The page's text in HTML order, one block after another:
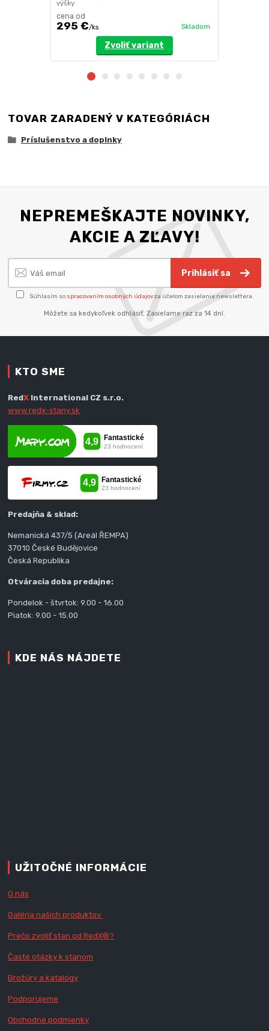
výšky
cena od
295 €/ks Skladom
Zvoliť variant
TOVAR ZARADENÝ V KATEGÓRIÁCH
Príslušenstvo a doplnky
NEPREMEŠKAJTE NOVINKY,
AKCIE A ZĽAVY!
Prihlásiť sa
Súhlasím so spracovaním osobných údajovza účelom zasielania newslettera.
Môžete sa kedykoľvek odhlásiť. Zasielame raz za 14 dní.
KTO SME
RedX International CZ s.r.o.
www.redx-stany.sk
Predajňa & sklad:
Nemanická 437/5 (Areál ŘEMPA)
37010 České Budějovice
Česká Republika
Otváracia doba predajne:
Pondelok - štvrtok: 9.00 - 16.00
Piatok: 9.00 - 15.00
KDE NÁS NÁJDETE
UŽITOČNÉ INFORMÁCIE
O nás
Galéria našich produktov
Prečo zvoliť stan od RedX®?
Časté otázky k stanom
Brožúry a katalógy
Podporujeme
Obchodné podmienky